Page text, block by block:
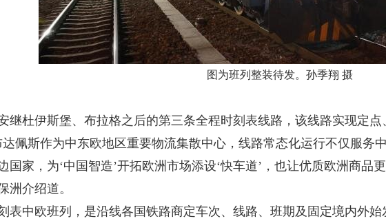
图为班列整装待发。孙季翔 摄
杜伊斯堡、布拉格之后的第三条全程时刻表线路，该线路实现定点
达佩斯作为中东欧地区重要物流集散中心，线路常态化运行不仅服务
国家，为‘中国智造’开拓欧洲市场添设‘快车道’，也让优质欧洲商品
洲介绍道。
中欧班列，是沿线各国铁路商定车次、线路、班期及固定境内外始